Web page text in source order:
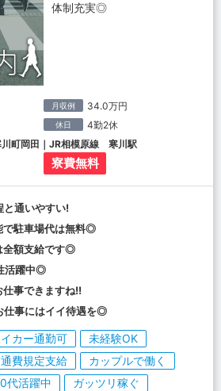
体制充実◎
月収例 34.0万円
休日 4勤2休
川町岡田｜JR相模原線 寒川駅
寮費無料
と通いやすい!
で駐車場代は無料◎
全額支給です◎
活躍中◎
事できますね!!
仕事にはイイ待遇を◎
カー通勤可
未経験OK
費規定支給
カップルで働く
代活躍中
ガッツリ稼ぐ